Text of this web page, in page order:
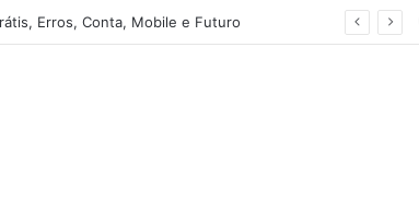
Erros, Conta, Mobile e Futuro